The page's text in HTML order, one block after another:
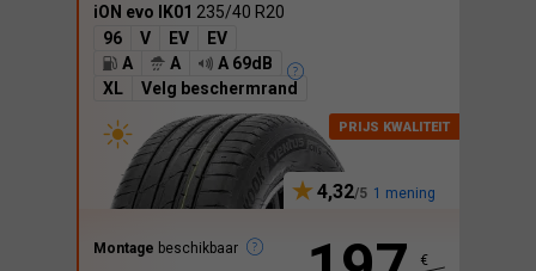
iON evo IK01 235/40 R20
96
V EV
EV
A
A
A 69dB
XL
Velg beschermrand
4,32 1 mening
Montage beschikbaar
€